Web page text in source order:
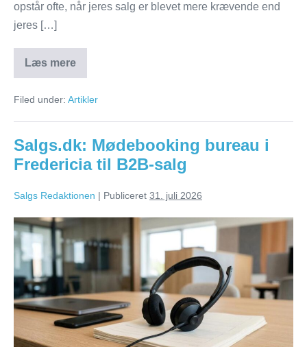
opstår ofte, når jeres salg er blevet mere krævende end
jeres […]
Læs mere
Hvornår
skal
outsource
i
B2B-
Filed under: Artikler
Salgs.dk: Mødebooking bureau i
Fredericia til B2B-salg
Salgs Redaktionen | Publiceret 31. juli 2026
Salgs.dk:
Mødebooking
bureau
i
Fredericia
B2B-